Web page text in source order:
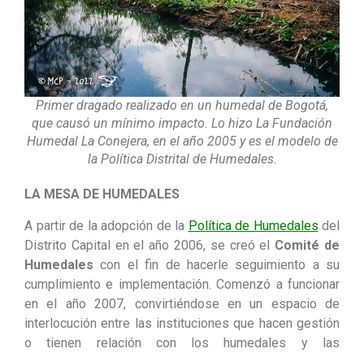
Primer dragado realizado en un humedal de Bogotá,
que causó un mínimo impacto. Lo hizo La Fundación
Humedal La Conejera, en el año 2005 y es el modelo de
la Política Distrital de Humedales.
LA MESA DE HUMEDALES
A partir de la adopción de la Política de Humedales del
Distrito Capital en el año 2006, se creó el Comité de
Humedales con el fin de hacerle seguimiento a su
cumplimiento e implementación. Comenzó a funcionar
en el año 2007, convirtiéndose en un espacio de
interlocución entre las instituciones que hacen gestión
o tienen relación con los humedales y las